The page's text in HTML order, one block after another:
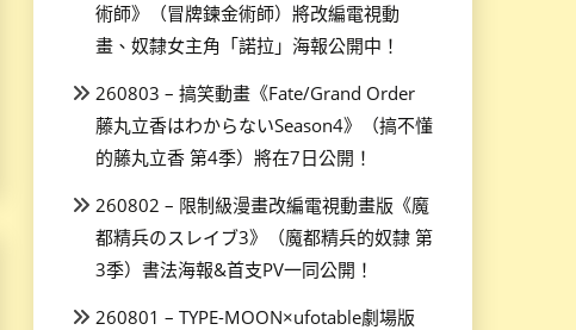
術師》（冒牌鍊金術師）將改編電視動
畫、奴隸女主角「諾拉」海報公開中！
260803 – 搞笑動畫《Fate/Grand Order
藤丸立香はわからないSeason4》（搞不懂
的藤丸立香 第4季）將在7日公開！
260802 – 限制級漫畫改編電視動畫版《魔
都精兵のスレイブ3》（魔都精兵的奴隸 第
3季）書法海報&首支PV一同公開！
260801 – TYPE-MOON×ufotable劇場版